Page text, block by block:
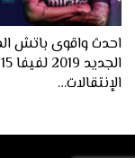
احدث واقوى باتش
الإنتقالات…